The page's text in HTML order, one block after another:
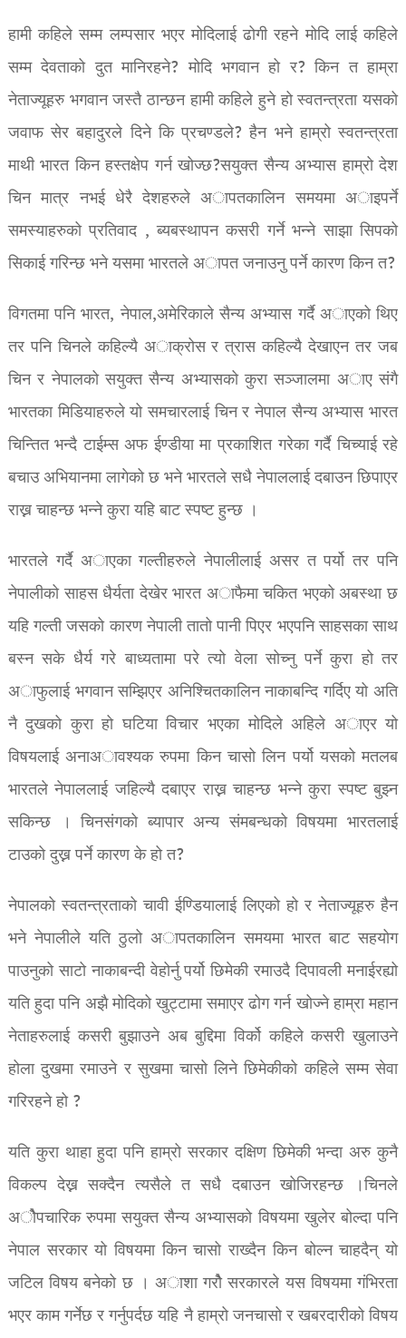
हामी कहिले सम्म लम्पसार भएर मोदिलाई ढोगी रहने मोदि लाई कहिले
सम्म देवताको दुत मानिरहने? मोदि भगवान हो र? किन त हाम्रा
नेताज्यूहरु भगवान जस्तै ठान्छन हामी कहिले हुने हो स्वतन्त्रता यसको
जवाफ सेर बहादुरले दिने कि प्रचण्डले? हैन भने हाम्रो स्वतन्त्रता
माथी भारत किन हस्तक्षेप गर्न खोज्छ?सयुक्त सैन्य अभ्यास हाम्रो देश
चिन मात्र नभई धेरै देशहरुले अापतकालिन समयमा अाइपर्ने
समस्याहरुको प्रतिवाद , ब्यबस्थापन कसरी गर्ने भन्ने साझा सिपको
सिकाई गरिन्छ भने यसमा भारतले अापत जनाउनु पर्ने कारण किन त?
विगतमा पनि भारत, नेपाल,अमेरिकाले सैन्य अभ्यास गर्दै अाएको थिए
तर पनि चिनले कहिल्यै अाक्रोस र त्रास कहिल्यै देखाएन तर जब
चिन र नेपालको सयुक्त सैन्य अभ्यासको कुरा सञ्जालमा अाए संगै
भारतका मिडियाहरुले यो समचारलाई चिन र नेपाल सैन्य अभ्यास भारत
चिन्तित भन्दै टाईम्स अफ ईण्डीया मा प्रकाशित गरेका गर्दै चिच्याई रहे
बचाउ अभियानमा लागेको छ भने भारतले सधै नेपाललाई दबाउन छिपाएर
राख्न चाहन्छ भन्ने कुरा यहि बाट स्पष्ट हुन्छ ।
भारतले गर्दै अाएका गल्तीहरुले नेपालीलाई असर त पर्यो तर पनि
नेपालीको साहस धैर्यता देखेर भारत अाफैमा चकित भएको अबस्था छ
यहि गल्ती जसको कारण नेपाली तातो पानी पिएर भएपनि साहसका साथ
बस्न सके धैर्य गरे बाध्यतामा परे त्यो वेला सोच्नु पर्ने कुरा हो तर
अाफुलाई भगवान सम्झिएर अनिश्चितकालिन नाकाबन्दि गर्दिए यो अति
नै दुखको कुरा हो घटिया विचार भएका मोदिले अहिले अाएर यो
विषयलाई अनाअावश्यक रुपमा किन चासो लिन पर्यो यसको मतलब
भारतले नेपाललाई जहिल्यै दबाएर राख्न चाहन्छ भन्ने कुरा स्पष्ट बुझ्न
सकिन्छ । चिनसंगको ब्यापार अन्य संमबन्धको विषयमा भारतलाई
टाउको दुख्न पर्ने कारण के हो त?
नेपालको स्वतन्त्रताको चावी ईण्डियालाई लिएको हो र नेताज्यूहरु हैन
भने नेपालीले यति ठुलो अापतकालिन समयमा भारत बाट सहयोग
पाउनुको साटो नाकाबन्दी वेहोर्नु पर्यो छिमेकी रमाउदै दिपावली मनाईरह्यो
यति हुदा पनि अझै मोदिको खुट्टामा समाएर ढोग गर्न खोज्ने हाम्रा महान
नेताहरुलाई कसरी बुझाउने अब बुद्दिमा विर्को कहिले कसरी खुलाउने
होला दुखमा रमाउने र सुखमा चासो लिने छिमेकीको कहिले सम्म सेवा
गरिरहने हो ?
यति कुरा थाहा हुदा पनि हाम्रो सरकार दक्षिण छिमेकी भन्दा अरु कुनै
विकल्प देख्न सक्दैन त्यसैले त सधै दबाउन खोजिरहन्छ ।चिनले
अोैपचारिक रुपमा सयुक्त सैन्य अभ्यासको विषयमा खुलेर बोल्दा पनि
नेपाल सरकार यो विषयमा किन चासो राख्दैन किन बोल्न चाहदैन् यो
जटिल विषय बनेको छ । अाशा गरोै सरकारले यस विषयमा गंभिरता
भएर काम गर्नेछ र गर्नुपर्दछ यहि नै हाम्रो जनचासो र खबरदारीको विषय